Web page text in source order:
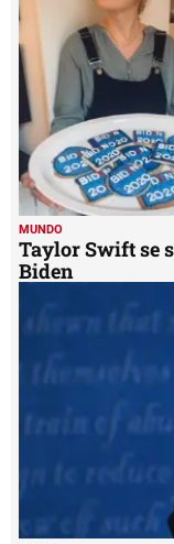
MUNDO
Taylor Swift se
Biden